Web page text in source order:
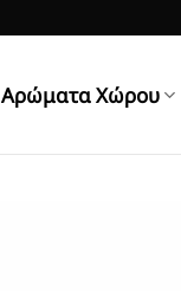
Αρώματα Χώρου